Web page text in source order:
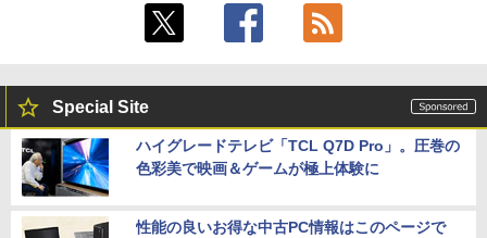
Special Site
ハイグレードテレビ「TCL Q7D Pro」。圧巻の
色彩美で映画＆ゲームが極上体験に
性能の良いお得な中古PC情報はこのページで